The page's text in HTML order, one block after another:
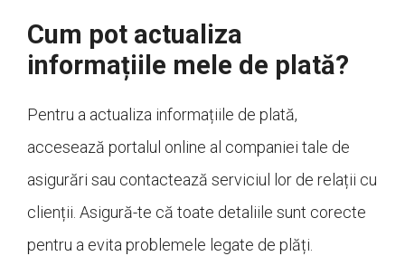
Cum pot actualiza
informațiile mele de plată?
Pentru a actualiza informațiile de plată,
accesează portalul online al companiei tale de
asigurări sau contactează serviciul lor de relații cu
clienții. Asigură-te că toate detaliile sunt corecte
pentru a evita problemele legate de plăți.